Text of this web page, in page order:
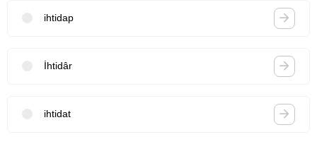
ihtidap
İhtidâr
ihtidat